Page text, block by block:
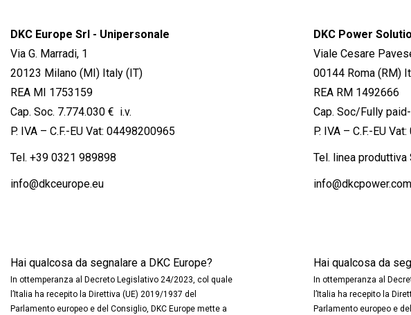
DKC Europe Srl - Unipersonale
Via G. Marradi, 1
20123 Milano (MI) Italy (IT)
REA MI 1753159
Cap. Soc. 7.774.030 € i.v.
P. IVA – C.F.-EU Vat: 04498200965
Tel. +39 0321 989898
info@dkceurope.eu
Hai qualcosa da segnalare a DKC Europe?
In ottemperanza al Decreto Legislativo 24/2023, col quale
l’Italia ha recepito la Direttiva (UE) 2019/1937 del
Parlamento europeo e del Consiglio, DKC Europe mette a
DKC Power
Viale Cesare
00144 Roma (RM)
REA RM 1492666
Cap. Soc/Fully
P. IVA – C.F.-EU
Tel. linea produttiva
info@dkcpower.com
Hai qualcosa da
In ottemperanza al
l’Italia ha recepito la
Parlamento europeo e